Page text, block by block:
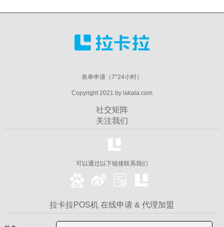
表单申请（7*24小时）
Copyright 2021 by lakala.com
社交矩阵
关注我们
可以通过以下链接联系我们
拉卡拉POS机 在线申请 & 代理加盟